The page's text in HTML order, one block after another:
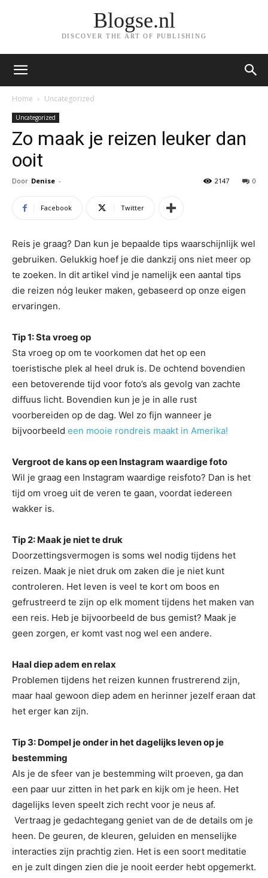
Blogse.nl
DISCOVER THE ART OF PUBLISHING
Home Uncategorized
Uncategorized
Zo maak je reizen leuker dan
ooit
Door Denise - 0
2147
Facebook Twitter
Reis je graag? Dan kun je bepaalde tips waarschijnlijk wel
gebruiken. Gelukkig hoef je die dankzij ons niet meer op
te zoeken. In dit artikel vind je namelijk een aantal tips
die reizen nóg leuker maken, gebaseerd op onze eigen
ervaringen.
Tip 1: Sta vroeg op
Sta vroeg op om te voorkomen dat het op een
toeristische plek al heel druk is. De ochtend bovendien
een betoverende tijd voor foto’s als gevolg van zachte
diffuus licht. Bovendien kun je je in alle rust
voorbereiden op de dag. Wel zo fijn wanneer je
bijvoorbeeld een mooie rondreis maakt in Amerika!
Vergroot de kans op een Instagram waardige foto
Wil je graag een Instagram waardige reisfoto? Dan is het
tijd om vroeg uit de veren te gaan, voordat iedereen
wakker is.
Tip 2: Maak je niet te druk
Doorzettingsvermogen is soms wel nodig tijdens het
reizen. Maak je niet druk om zaken die je niet kunt
controleren. Het leven is veel te kort om boos en
gefrustreerd te zijn op elk moment tijdens het maken van
een reis. Heb je bijvoorbeeld de bus gemist? Maak je
geen zorgen, er komt vast nog wel een andere.
Haal diep adem en relax
Problemen tijdens het reizen kunnen frustrerend zijn,
maar haal gewoon diep adem en herinner jezelf eraan dat
het erger kan zijn.
Tip 3: Dompel je onder in het dagelijks leven op je
bestemming
Als je de sfeer van je bestemming wilt proeven, ga dan
een paar uur zitten in het park en kijk om je heen. Het
dagelijks leven speelt zich recht voor je neus af.
Vertraag je gedachtegang geniet van de de details om je
heen. De geuren, de kleuren, geluiden en menselijke
interacties zijn prachtig zien. Het is een soort meditatie
en je zult dingen zien die je nooit eerder hebt opgemerkt.